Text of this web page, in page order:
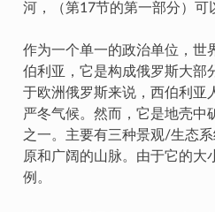
河，（第17节的第一部分）可
作为一个单一的政治单位，世
伯利亚，它是构成俄罗斯大部
于欧洲俄罗斯来说，西伯利亚
严冬气候。然而，它是地壳中
之一。主要有三种景观/生态
原和广阔的山脉。由于它的大
例。